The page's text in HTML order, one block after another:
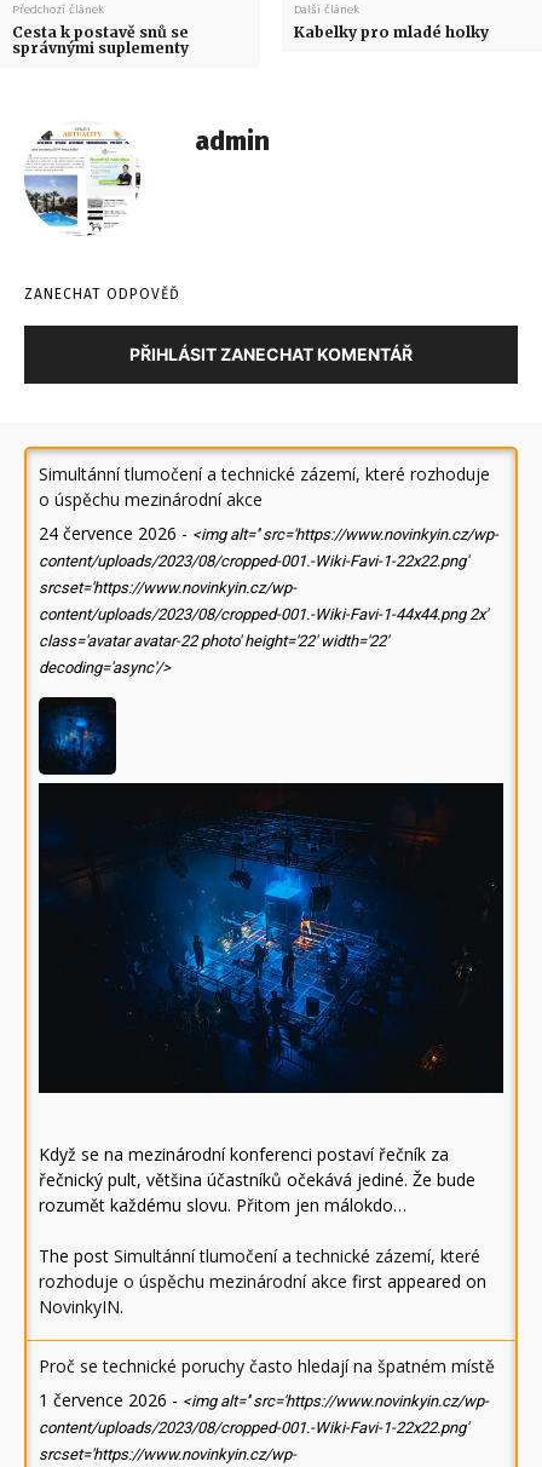
Předchozí článek
Cesta k postavě snů se
správnými suplementy
Další článek
Kabelky pro mladé holky
admin
ZANECHAT ODPOVĚĎ
PŘIHLÁSIT ZANECHAT KOMENTÁŘ
Simultánní tlumočení a technické zázemí, které rozhoduje
o úspěchu mezinárodní akce
24 července 2026 - <img alt='' src='https://www.novinkyin.cz/wp-
content/uploads/2023/08/cropped-001.-Wiki-Favi-1-22x22.png'
srcset='https://www.novinkyin.cz/wp-
content/uploads/2023/08/cropped-001.-Wiki-Favi-1-44x44.png 2x'
class='avatar avatar-22 photo' height='22' width='22'
decoding='async'/>
Když se na mezinárodní konferenci postaví řečník za
řečnický pult, většina účastníků očekává jediné. Že bude
rozumět každému slovu. Přitom jen málokdo…
The post Simultánní tlumočení a technické zázemí, které
rozhoduje o úspěchu mezinárodní akce first appeared on
NovinkyIN.
Proč se technické poruchy často hledají na špatném místě
1 července 2026 - <img alt='' src='https://www.novinkyin.cz/wp-
content/uploads/2023/08/cropped-001.-Wiki-Favi-1-22x22.png'
srcset='https://www.novinkyin.cz/wp-